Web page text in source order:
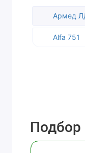
Армед
Alfa 751
Подбор